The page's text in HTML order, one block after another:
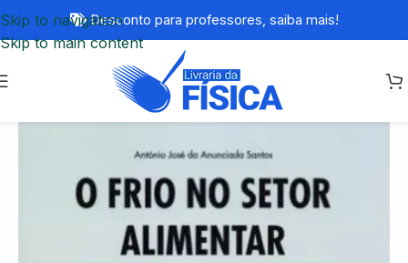
Skip to navigation
Skip to main content
Desconto para professores, saiba mais!